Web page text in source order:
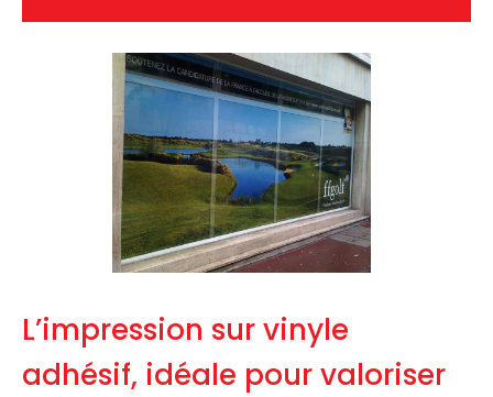
L’impression sur vinyle
adhésif, idéale pour valoriser